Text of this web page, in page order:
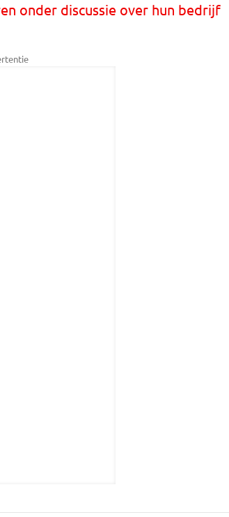
onder discussie over hun bedrijf